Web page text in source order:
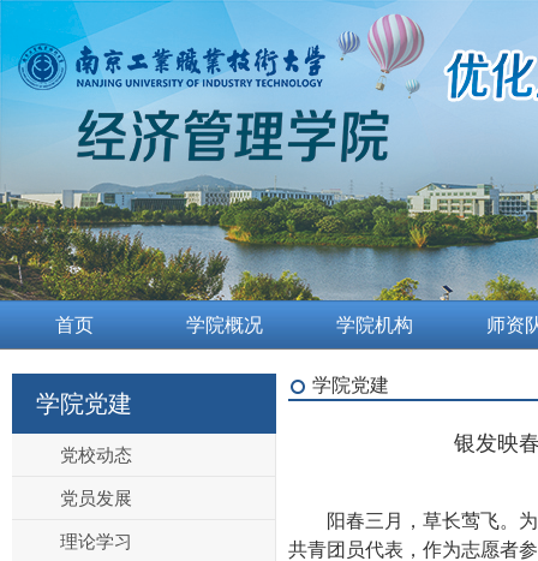
首页 学院概况 学院机构 师资
学院党建
党校动态
党员发展
理论学习
学院党建
银发映
阳春三月，草长莺飞。
共青团员代表，作为志愿者